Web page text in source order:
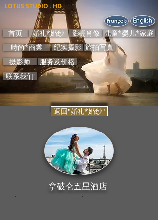
LOTUS STUDIO . HD
首页 婚礼*婚纱 影棚肖像 儿童*婴儿*家庭
時尚*商業
纪实摄影 旅拍写真
摄影师
服务及价格
联系我们
返回"婚礼*婚纱"
拿破仑五星酒店